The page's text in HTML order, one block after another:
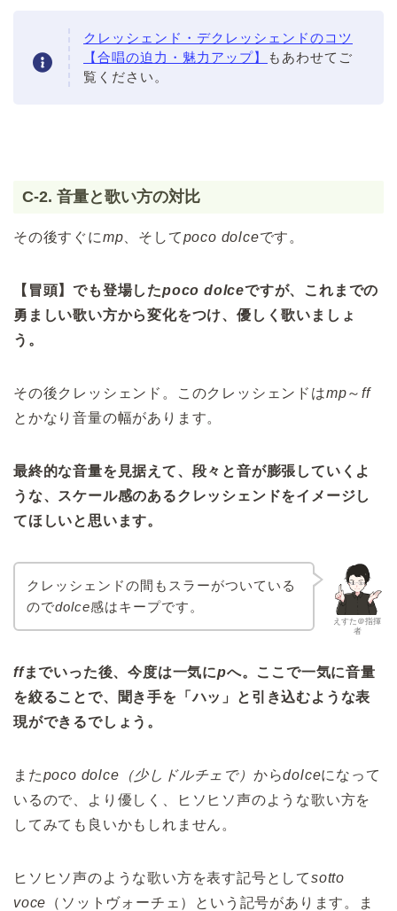
クレッシェンド・デクレッシェンドのコツ
【合唱の迫力・魅力アップ】
もあわせてご
覧ください。
C-2. 音量と歌い方の対比
その後すぐにmp 、そしてpoco dolceです。
【冒頭】でも登場したpoco dolceですが、これまでの
勇ましい歌い方から変化をつけ、優しく歌いましょ
う。
その後クレッシェンド。このクレッシェンドはmp～ff
とかなり音量の幅があります。
最終的な音量を見据えて、段々と音が膨張していくよ
うな、スケール感のあるクレッシェンドをイメージし
てほしいと思います。
えすた＠指揮
者
クレッシェンドの間もスラーがついている
のでdolce感はキープです。
ffまでいった後、今度は一気にpへ。ここで一気に音量
を絞ることで、聞き手を「ハッ」と引き込むような表
現ができるでしょう。
またpoco dolce（少しドルチェで） からdolceになって
いるので、より優しく、ヒソヒソ声のような歌い方を
してみても良いかもしれません。
ヒソヒソ声のような歌い方を表す記号としてsotto
voce （ソットヴォーチェ）という記号があります。ま